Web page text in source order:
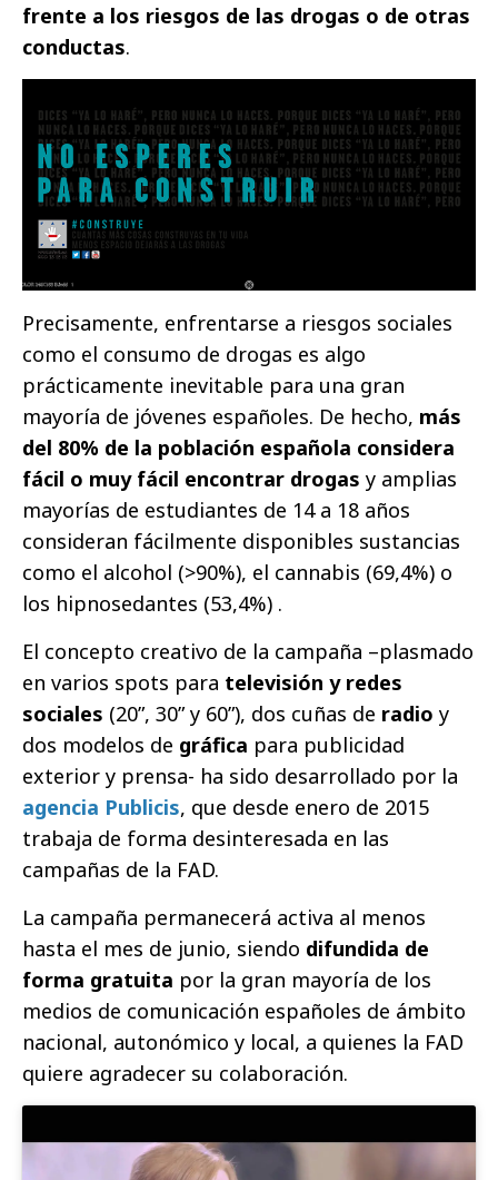
frente a los riesgos de las drogas o de otras
conductas.
Precisamente, enfrentarse a riesgos sociales
como el consumo de drogas es algo
prácticamente inevitable para una gran
mayoría de jóvenes españoles. De hecho, más
del 80% de la población española considera
fácil o muy fácil encontrar drogas y amplias
mayorías de estudiantes de 14 a 18 años
consideran fácilmente disponibles sustancias
como el alcohol (>90%), el cannabis (69,4%) o
los hipnosedantes (53,4%) .
El concepto creativo de la campaña –plasmado
en varios spots para televisión y redes
sociales (20”, 30” y 60”), dos cuñas de radio y
dos modelos de gráfica para publicidad
exterior y prensa- ha sido desarrollado por la
agencia Publicis, que desde enero de 2015
trabaja de forma desinteresada en las
campañas de la FAD.
La campaña permanecerá activa al menos
hasta el mes de junio, siendo difundida de
forma gratuita por la gran mayoría de los
medios de comunicación españoles de ámbito
nacional, autonómico y local, a quienes la FAD
quiere agradecer su colaboración.